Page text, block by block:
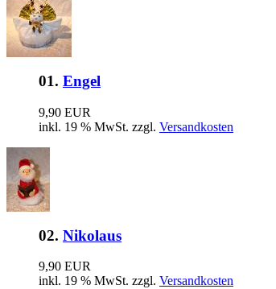
01. Engel
9,90 EUR
inkl. 19 % MwSt. zzgl. Versandkosten
02. Nikolaus
9,90 EUR
inkl. 19 % MwSt. zzgl. Versandkosten